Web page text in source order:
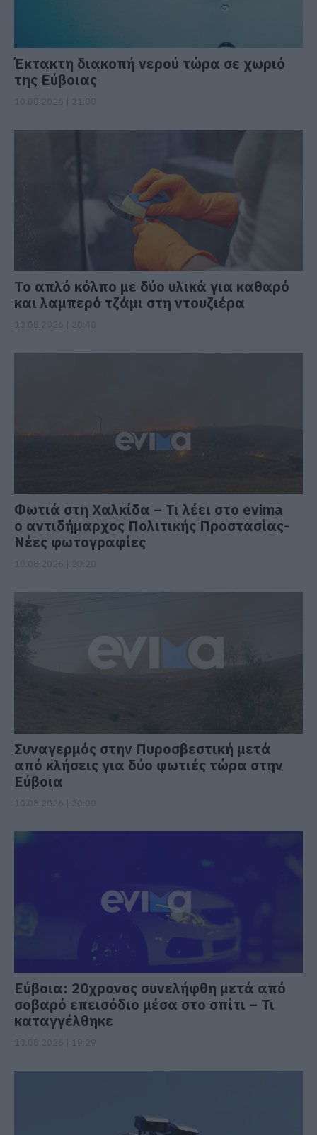
Έκτακτη διακοπή νερού τώρα σε χωριό
της Εύβοιας
Το απλό κόλπο με δύο υλικά για καθαρό
και λαμπερό τζάμι στη ντουζιέρα
Φωτιά στη Χαλκίδα – Τι λέει στο evima
ο αντιδήμαρχος Πολιτικής Προστασίας-
Νέες φωτογραφίες
Συναγερμός στην Πυροσβεστική μετά
από κλήσεις για δύο φωτιές τώρα στην
Εύβοια
Εύβοια: 20χρονος συνελήφθη μετά από
σοβαρό επεισόδιο μέσα στο σπίτι – Τι
καταγγέλθηκε